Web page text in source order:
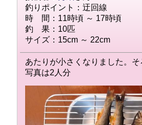
釣りポイント：迂回線
時 間：11時頃 ～ 17時頃
釣 果：10匹
サイズ：15cm ～ 22cm
あたりが小さくなりました。そ
写真は2人分